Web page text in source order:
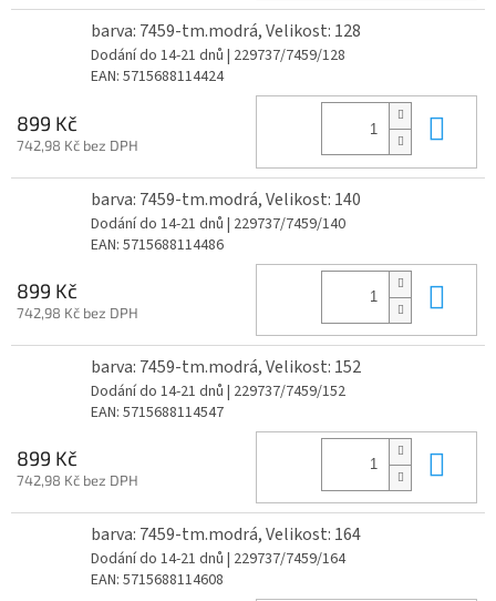
barva: 7459-tm.modrá, Velikost: 128
Dodání do 14-21 dnů | 229737/7459/128
EAN: 5715688114424
899 Kč
742,98 Kč bez DPH
barva: 7459-tm.modrá, Velikost: 140
Dodání do 14-21 dnů | 229737/7459/140
EAN: 5715688114486
899 Kč
742,98 Kč bez DPH
barva: 7459-tm.modrá, Velikost: 152
Dodání do 14-21 dnů | 229737/7459/152
EAN: 5715688114547
899 Kč
742,98 Kč bez DPH
barva: 7459-tm.modrá, Velikost: 164
Dodání do 14-21 dnů | 229737/7459/164
EAN: 5715688114608